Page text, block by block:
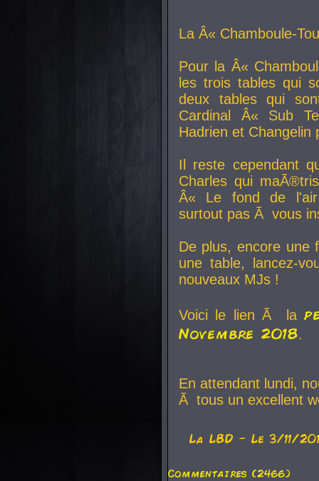
La Â« Chamboule-
Pour la Â«
les trois tables qui
deux tables qui
Cardinal
Â« Sub
Hadrien et Changelin
Il reste cependant
Charles qui
Â« Le fond de
surtout pas Ã vous
De plus, encore une
une table, lancez-
nouveaux MJs !
Voici le lien Ã la
Novembre 2018.
En attendant lundi,
Ã tous un excellent
La LBD - Le 3/11/
Commentaires (2466)